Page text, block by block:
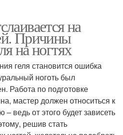
на
Причины
на ногтях
геля становится ошибка
ноготь был
Работа по подготовке
мастер должен относиться к
– ведь от этого будет зависеть
решив стать